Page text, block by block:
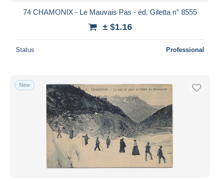
74 CHAMONIX - Le Mauvais Pas - éd. Giletta n° 8555
± $1.16
Status Professional
New